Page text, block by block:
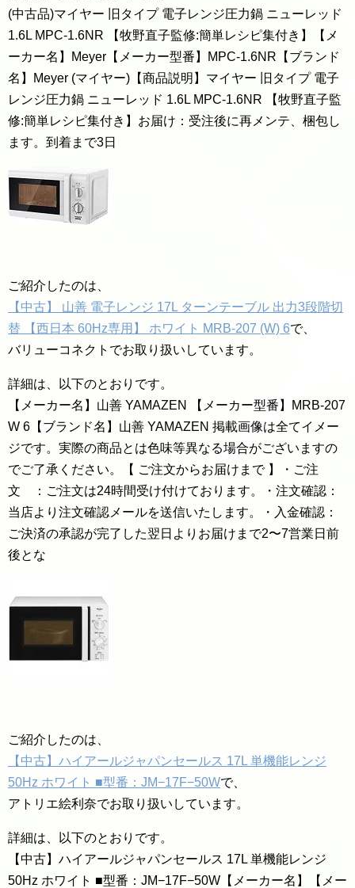
(中古品)マイヤー 旧タイプ 電子レンジ圧力鍋 ニューレッド
1.6L MPC-1.6NR 【牧野直子監修:簡単レシピ集付き】【メ
ーカー名】Meyer【メーカー型番】MPC-1.6NR【ブランド
名】Meyer (マイヤー)【商品説明】マイヤー 旧タイプ 電子
レンジ圧力鍋 ニューレッド 1.6L MPC-1.6NR 【牧野直子監
修:簡単レシピ集付き】お届け：受注後に再メンテ、梱包し
ます。到着まで3日
ご紹介したのは、
【中古】 山善 電子レンジ 17L ターンテーブル 出力3段階切
替 【西日本 60Hz専用】 ホワイト MRB-207 (W) 6で、
バリューコネクトでお取り扱いしています。
詳細は、以下のとおりです。
【メーカー名】山善 YAMAZEN 【メーカー型番】MRB-207
W 6【ブランド名】山善 YAMAZEN 掲載画像は全てイメー
ジです。実際の商品とは色味等異なる場合がございますの
でご了承ください。【 ご注文からお届けまで 】・ご注
文 ：ご注文は24時間受け付けております。・注文確認：
当店より注文確認メールを送信いたします。・入金確認：
ご決済の承認が完了した翌日よりお届けまで2〜7営業日前
後とな
ご紹介したのは、
【中古】ハイアールジャパンセールス 17L 単機能レンジ
50Hz ホワイト ■型番：JM−17F−50Wで、
アトリエ絵利奈でお取り扱いしています。
詳細は、以下のとおりです。
【中古】ハイアールジャパンセールス 17L 単機能レンジ
50Hz ホワイト ■型番：JM−17F−50W【メーカー名】【メー